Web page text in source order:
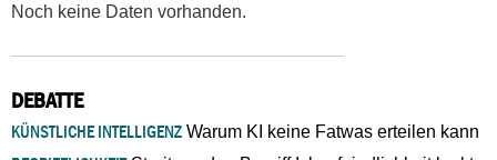
Noch keine Daten vorhanden.
DEBATTE
KÜNSTLICHE INTELLIGENZ Warum KI keine Fatwas erteilen kann